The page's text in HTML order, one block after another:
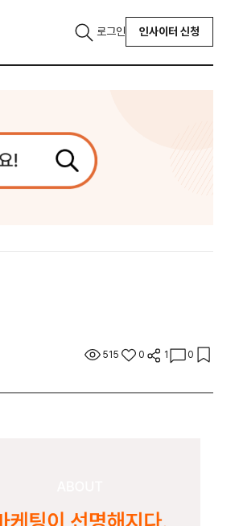
로그인 인사이터 신청
515 0 1 0